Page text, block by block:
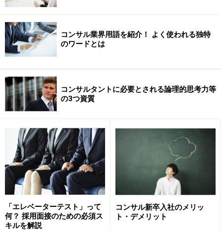
コンサル業界用語を紹介！ よく使われる独特
のワードとは
コンサルタントに必要とされる論理的思考力等
の3つ資質
「エレベーターテスト」って
何？ 採用面接のための必須ス
キルを解説
コンサル新卒入社のメリッ
ト・デメリット